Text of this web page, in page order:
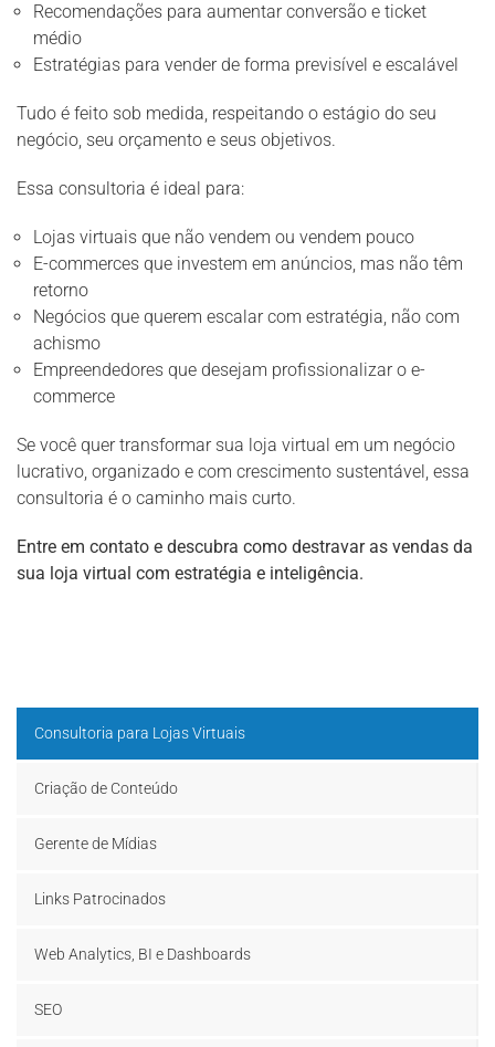
Recomendações para aumentar conversão e ticket
médio
Estratégias para vender de forma previsível e escalável
Tudo é feito sob medida, respeitando o estágio do seu
negócio, seu orçamento e seus objetivos.
Essa consultoria é ideal para:
Lojas virtuais que não vendem ou vendem pouco
E-commerces que investem em anúncios, mas não têm
retorno
Negócios que querem escalar com estratégia, não com
achismo
Empreendedores que desejam profissionalizar o e-
commerce
Se você quer transformar sua loja virtual em um negócio
lucrativo, organizado e com crescimento sustentável, essa
consultoria é o caminho mais curto.
Entre em contato e descubra como destravar as vendas da
sua loja virtual com estratégia e inteligência.
Consultoria para Lojas Virtuais
Criação de Conteúdo
Gerente de Mídias
Links Patrocinados
Web Analytics, BI e Dashboards
SEO